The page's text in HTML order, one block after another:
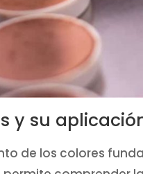
y su
de los colores